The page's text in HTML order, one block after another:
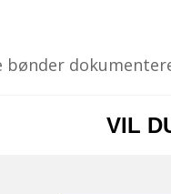
bønder
VIL